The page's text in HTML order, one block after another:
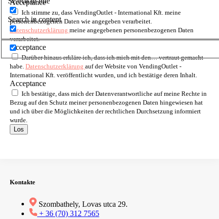
Search in content
Acceptance
Ich stimme zu, dass VendingOutlet - International Kft. meine
personenbezogenen Daten wie angegeben verarbeitet.
Datenschutzerklärung meine angegebenen personenbezogenen Daten
verarbeitet.
Acceptance
Darüber hinaus erkläre ich, dass ich mich mit den… vertraut gemacht
habe. Datenschutzerklärung auf der Website von VendingOutlet -
International Kft. veröffentlicht wurden, und ich bestätige deren Inhalt.
Acceptance
Ich bestätige, dass mich der Datenverantwortliche auf meine Rechte in
Bezug auf den Schutz meiner personenbezogenen Daten hingewiesen hat
und ich über die Möglichkeiten der rechtlichen Durchsetzung informiert
wurde.
Los
Kontakte
Szombathely, Lovas utca 29.
+ 36 (70) 312 7565